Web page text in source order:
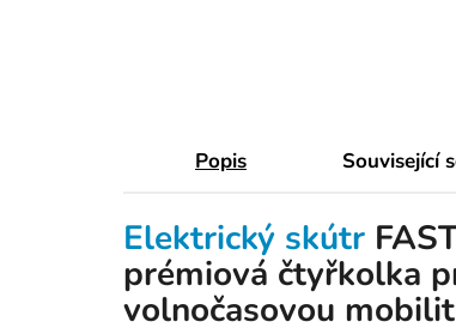
Popis Související
Elektrický skútr
prémiová čtyřkolka
volnočasovou